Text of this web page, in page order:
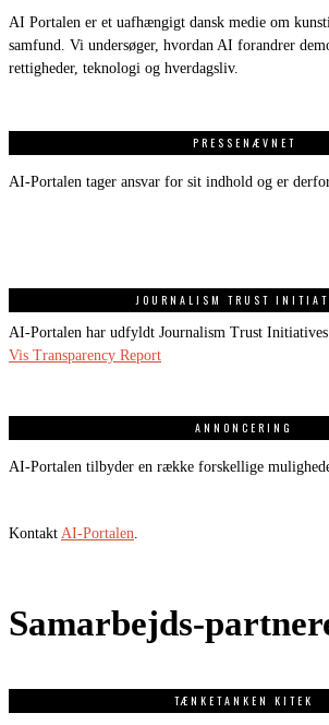
AI Portalen er et uafhængigt dansk medie om
samfund. Vi undersøger, hvordan AI forandrer
rettigheder, teknologi og hverdagsliv.
PRESSENÆVNET
AI-Portalen tager ansvar for sit indhold og er
JOURNALISM TRUST
AI-Portalen har udfyldt Journalism Trust Initiatives
Vis Transparency Report
ANNONCERING
AI-Portalen tilbyder en række forskellige
Kontakt AI-Portalen
Samarbejds-
TÆNKETANKEN KITEK